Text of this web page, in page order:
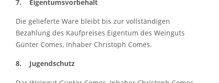
7. Eigentumsvorbehalt
Die gelieferte Ware bleibt bis zur vollständigen
Bezahlung des Kaufpreises Eigentum des Weinguts
Günter Comes, Inhaber Christoph Comes.
8. Jugendschutz